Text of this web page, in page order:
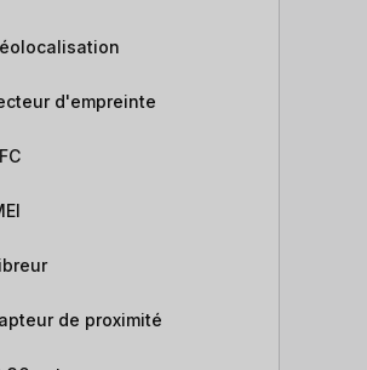
d'empreinte
de proximité